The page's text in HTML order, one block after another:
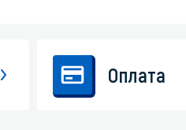
Оплата